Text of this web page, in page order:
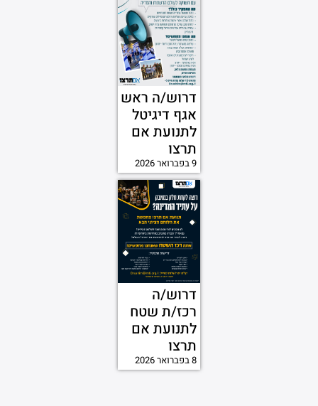
דרוש/ה ראש
אגף דיגיטל
לתנועת אם
תרצו
9 בפברואר 2026
דרוש/ה
רכז/ת שטח
לתנועת אם
תרצו
8 בפברואר 2026